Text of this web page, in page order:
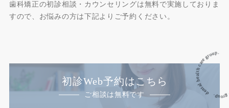
歯科矯正の初診相談・カウンセリングは無料で実施しておりま
すので、お悩みの方は下記よりご予約ください。
初診Web予約はこちら
ご相談は無料です dental health care